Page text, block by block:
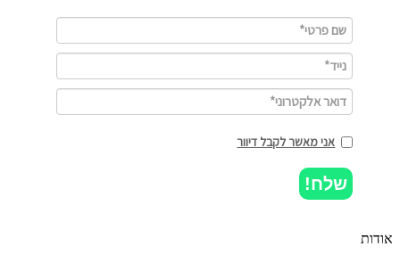
אני מאשר לקבל דיוור
שלח!